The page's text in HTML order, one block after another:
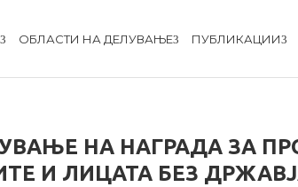
ОБЛАСТИ НА ДЕЛУВАЊЕ ПУБЛИКАЦИИ
НА НАГРАДА ЗА
И ЛИЦАТА БЕЗ